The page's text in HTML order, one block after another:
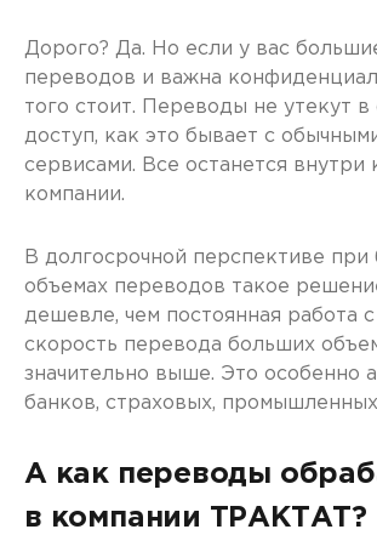
Дорого? Да. Но если у вас
переводов и важна
того стоит. Переводы не утекут
доступ, как это бывает с
сервисами. Все останется внутри
компании.
В долгосрочной перспективе при
объемах переводов такое
дешевле, чем постоянная работа
скорость перевода больших
значительно выше. Это особенно
банков, страховых, промышленных
А как переводы
в компании ТРАКТАТ?